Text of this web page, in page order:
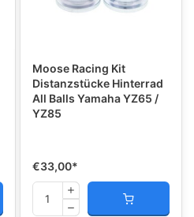
Moose Racing Kit
Distanzstücke Hinterrad
All Balls Yamaha YZ65 /
YZ85
€33,00*